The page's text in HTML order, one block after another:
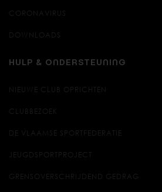
CORONAVIRUS
DOWNLOADS
HULP & ONDERSTEUNING
NIEUWE CLUB OPRICHTEN
CLUBBEZOEK
DE VLAAMSE SPORTFEDERATIE
JEUGDSPORTPROJECT
GRENSOVERSCHRIJDEND GEDRAG